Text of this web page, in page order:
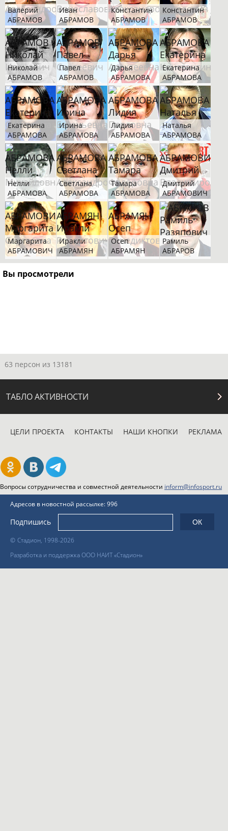
Валерий
АБРАМОВ
Иван
АБРАМОВ
Константин
АБРАМОВ
Константин
АБРАМОВ
Николай
АБРАМОВ
Павел
АБРАМОВ
Дарья
АБРАМОВА
Екатерина
АБРАМОВА
Екатерина
АБРАМОВА
Ирина
АБРАМОВА
Лидия
АБРАМОВА
Наталья
АБРАМОВА
Нелли
АБРАМОВА
Светлана
АБРАМОВА
Тамара
АБРАМОВА
Дмитрий
АБРАМОВИЧ
Маргарита
АБРАМОВИЧ
Иракли
АБРАМЯН
Осеп
АБРАМЯН
Рамиль
АБРАРОВ
63 персон из 13181
Вы просмотрели
ТАБЛО АКТИВНОСТИ
ЦЕЛИ ПРОЕКТА КОНТАКТЫ НАШИ КНОПКИ РЕКЛАМА
Вопросы сотрудничества и совместной деятельности inform@infosport.ru
© Стадион, 1998-2026
Разработка и поддержка ООО НАИТ «Стадион»
Адресов в новостной рассылке: 996
Подпишись